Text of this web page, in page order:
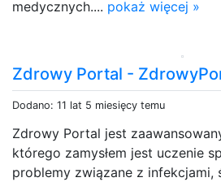
medycznych.... pokaż więcej »
Zdrowy Portal -
Dodano: 11 lat 5 miesięcy temu
Zdrowy Portal jest
którego zamysłem jest uczenie
problemy związane z infekcjami,